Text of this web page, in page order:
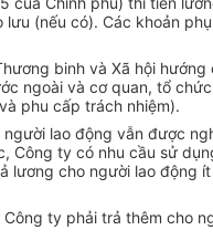
(nếu có). Các khoản
binh và Xã hội
ngoài và cơ quan, tổ
phu cấp trách nhiệm).
lao động vẫn được
ty có nhu cầu sử
cho người lao
ty phải trả thêm cho